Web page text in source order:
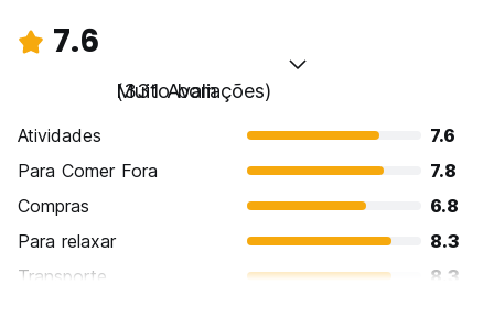
7.6
Muito bom
(331 Avaliações)
Atividades
7.6
Para Comer Fora
7.8
Compras
6.8
Para relaxar
8.3
Transporte
8.3